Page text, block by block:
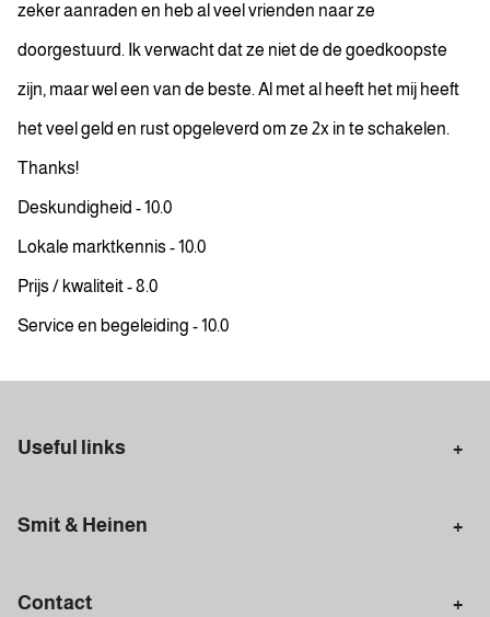
zeker aanraden en heb al veel vrienden naar ze
doorgestuurd. Ik verwacht dat ze niet de de goedkoopste
zijn, maar wel een van de beste. Al met al heeft het mij heeft
het veel geld en rust opgeleverd om ze 2x in te schakelen.
Thanks!
Deskundigheid - 10.0
Lokale marktkennis - 10.0
Prijs / kwaliteit - 8.0
Service en begeleiding - 10.0
Useful links
Smit & Heinen
Contact